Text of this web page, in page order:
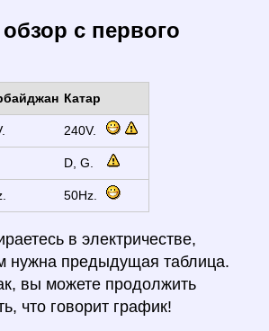
с первого
Катар
240V.
D, G.
50Hz.
в электричестве,
нужна предыдущая таблица.
вы можете продолжить
что говорит график!